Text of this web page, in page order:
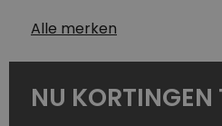
Alle merken
NU